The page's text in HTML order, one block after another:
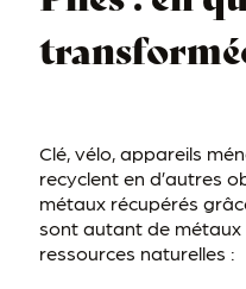
Clé, vélo, appareils
recyclent en d’autres
métaux récupérés
sont autant de
ressources naturelles :